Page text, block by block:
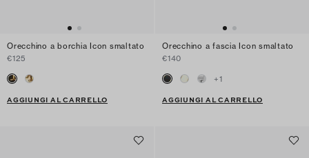
Orecchino a borchia Icon smaltato
€125
AGGIUNGI AL CARRELLO
Orecchino a fascia Icon smaltato
€140
+1
AGGIUNGI AL CARRELLO